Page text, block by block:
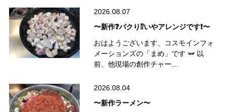
2026.08.07
〜新作❓パクり⁉️いやアレンジです❗️〜
おはようございます、コスモインフォ
メーションズの「まめ」です 🫛 以
前、他現場の創作チャー…
2026.08.04
〜新作ラーメン〜